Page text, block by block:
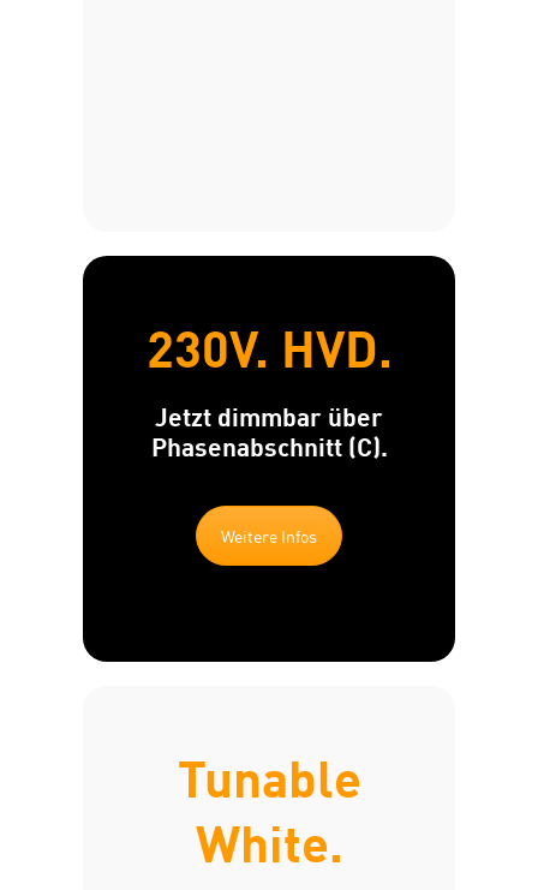
230V. HVD.
Jetzt dimmbar über
Phasenabschnitt (C).
Weitere Infos
Tunable
White.